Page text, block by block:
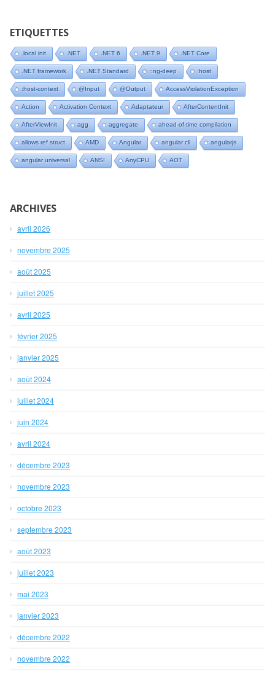
ETIQUETTES
.local init .NET .NET 6 .NET 9 .NET Core
.NET framework .NET Standard ::ng-deep :host
:host-context @Input @Output AccessViolationException
Action Activation Context Adaptateur AfterContentInit
AfterViewInit agg aggregate ahead-of-time compilation
allows ref struct AMD Angular angular cli angularjs
angular universal ANSI AnyCPU AOT
ARCHIVES
avril 2026
novembre 2025
août 2025
juillet 2025
avril 2025
février 2025
janvier 2025
août 2024
juillet 2024
juin 2024
avril 2024
décembre 2023
novembre 2023
octobre 2023
septembre 2023
août 2023
juillet 2023
mai 2023
janvier 2023
décembre 2022
novembre 2022